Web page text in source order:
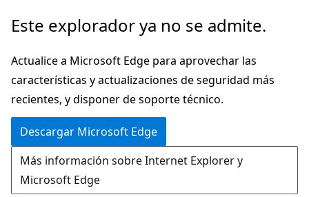
Ir
contenido
principal
Ir
la
navegación
en
la
página
Este explorador ya no se admite.
Actualice a Microsoft Edge para aprovechar las
características y actualizaciones de seguridad más
recientes, y disponer de soporte técnico.
Descargar Microsoft Edge
Más información sobre Internet Explorer y
Microsoft Edge